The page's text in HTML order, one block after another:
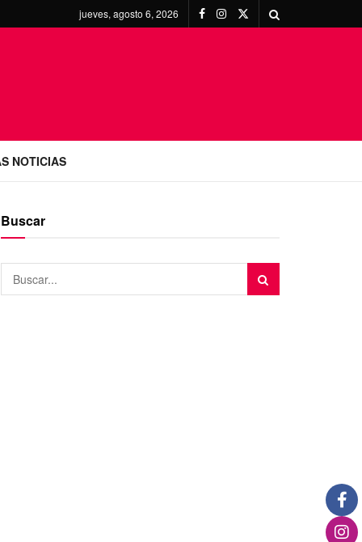
jueves, agosto 6, 2026
NOTICIAS
Buscar